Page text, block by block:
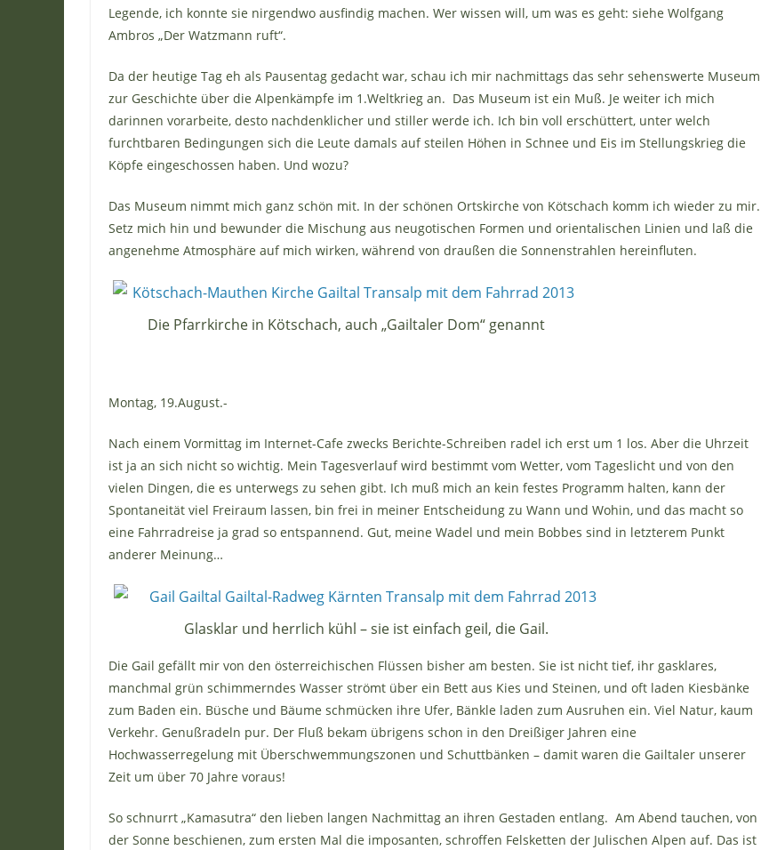
Legende, ich konnte sie nirgendwo ausfindig machen. Wer wissen will, um was es geht: siehe Wolfgang
Ambros „Der Watzmann ruft“.
Da der heutige Tag eh als Pausentag gedacht war, schau ich mir nachmittags das sehr sehenswerte Museum
zur Geschichte über die Alpenkämpfe im 1.Weltkrieg an. Das Museum ist ein Muß. Je weiter ich mich
darinnen vorarbeite, desto nachdenklicher und stiller werde ich. Ich bin voll erschüttert, unter welch
furchtbaren Bedingungen sich die Leute damals auf steilen Höhen in Schnee und Eis im Stellungskrieg die
Köpfe eingeschossen haben. Und wozu?
Das Museum nimmt mich ganz schön mit. In der schönen Ortskirche von Kötschach komm ich wieder zu mir.
Setz mich hin und bewunder die Mischung aus neugotischen Formen und orientalischen Linien und laß die
angenehme Atmosphäre auf mich wirken, während von draußen die Sonnenstrahlen hereinfluten.
Die Pfarrkirche in Kötschach, auch „Gailtaler Dom“ genannt
Montag, 19.August.-
Nach einem Vormittag im Internet-Cafe zwecks Berichte-Schreiben radel ich erst um 1 los. Aber die Uhrzeit
ist ja an sich nicht so wichtig. Mein Tagesverlauf wird bestimmt vom Wetter, vom Tageslicht und von den
vielen Dingen, die es unterwegs zu sehen gibt. Ich muß mich an kein festes Programm halten, kann der
Spontaneität viel Freiraum lassen, bin frei in meiner Entscheidung zu Wann und Wohin, und das macht so
eine Fahrradreise ja grad so entspannend. Gut, meine Wadel und mein Bobbes sind in letzterem Punkt
anderer Meinung…
Glasklar und herrlich kühl – sie ist einfach geil, die Gail.
Die Gail gefällt mir von den österreichischen Flüssen bisher am besten. Sie ist nicht tief, ihr gasklares,
manchmal grün schimmerndes Wasser strömt über ein Bett aus Kies und Steinen, und oft laden Kiesbänke
zum Baden ein. Büsche und Bäume schmücken ihre Ufer, Bänkle laden zum Ausruhen ein. Viel Natur, kaum
Verkehr. Genußradeln pur. Der Fluß bekam übrigens schon in den Dreißiger Jahren eine
Hochwasserregelung mit Überschwemmungszonen und Schuttbänken – damit waren die Gailtaler unserer
Zeit um über 70 Jahre voraus!
So schnurrt „Kamasutra“ den lieben langen Nachmittag an ihren Gestaden entlang. Am Abend tauchen, von
der Sonne beschienen, zum ersten Mal die imposanten, schroffen Felsketten der Julischen Alpen auf. Das ist